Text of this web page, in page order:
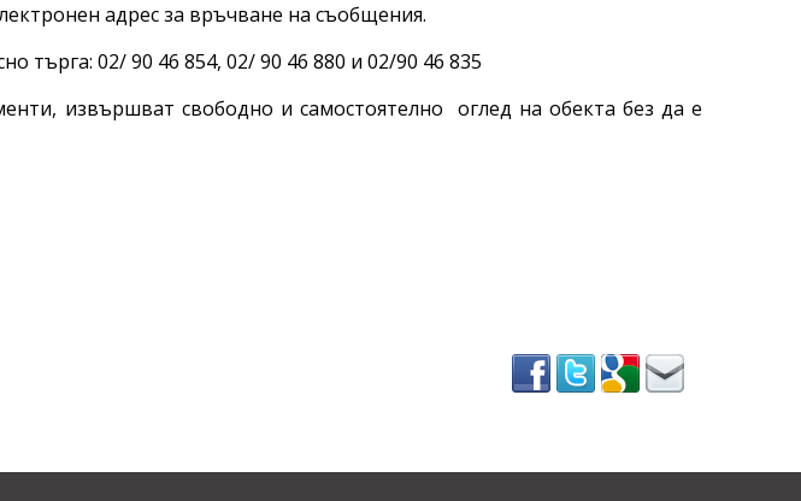
адрес за връчване на съобщения.
02/ 90 46 854, 02/ 90 46 880 и 02/90 46 835
извършват свободно и самостоятелно оглед на обекта без да е